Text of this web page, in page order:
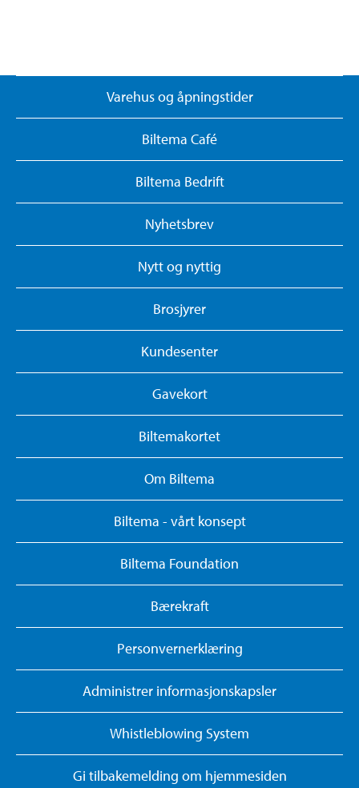
Varehus og åpningstider
Biltema Café
Biltema Bedrift
Nyhetsbrev
Nytt og nyttig
Brosjyrer
Kundesenter
Gavekort
Biltemakortet
Om Biltema
Biltema - vårt konsept
Biltema Foundation
Bærekraft
Personvernerklæring
Administrer informasjonskapsler
Whistleblowing System
Gi tilbakemelding om hjemmesiden